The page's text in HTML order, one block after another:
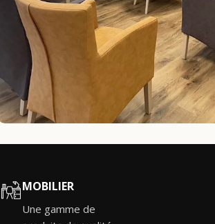
MOBILIER
Une gamme de